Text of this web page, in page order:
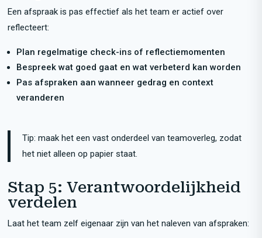
Een afspraak is pas effectief als het team er actief over
reflecteert:
Plan regelmatige check-ins of reflectiemomenten
Bespreek wat goed gaat en wat verbeterd kan worden
Pas afspraken aan wanneer gedrag en context
veranderen
Tip: maak het een vast onderdeel van teamoverleg, zodat
het niet alleen op papier staat.
Stap 5: Verantwoordelijkheid
verdelen
Laat het team zelf eigenaar zijn van het naleven van afspraken: